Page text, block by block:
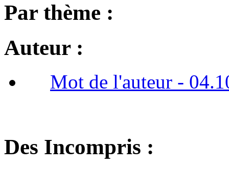
Par thème :
Auteur :
Mot de l'auteur -
Des Incompris :